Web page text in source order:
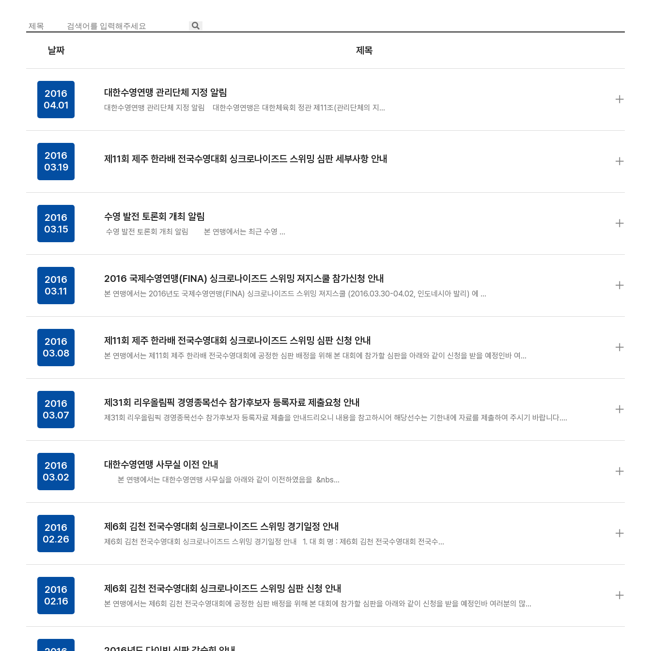
날짜 제목
2016
04.01
대한수영연맹 관리단체 지정 알림
대한수영연맹 관리단체 지정 알림 대한수영연맹은 대한체육회 정관 제11조(관리단체의 지…
2016
03.19
제11회 제주 한라배 전국수영대회 싱크로나이즈드 스위밍 심판 세부사항 안내
2016
03.15
수영 발전 토론회 개최 알림
수영 발전 토론회 개최 알림 본 연맹에서는 최근 수영 …
2016
03.11
2016 국제수영연맹(FINA) 싱크로나이즈드 스위밍 져지스쿨 참가신청 안내
본 연맹에서는 2016년도 국제수영연맹(FINA) 싱크로나이즈드 스위밍 져지스쿨 (2016.03.30-04.02, 인도네시아 발리) 에 …
2016
03.08
제11회 제주 한라배 전국수영대회 싱크로나이즈드 스위밍 심판 신청 안내
본 연맹에서는 제11회 제주 한라배 전국수영대회에 공정한 심판 배정을 위해 본 대회에 참가할 심판을 아래와 같이 신청을 받을 예정인바 여…
2016
03.07
제31회 리우올림픽 경영종목선수 참가후보자 등록자료 제출요청 안내
제31회 리우올림픽 경영종목선수 참가후보자 등록자료 제출을 안내드리오니 내용을 참고하시어 해당선수는 기한내에 자료를 제출하여 주시기 바랍니다.…
2016
03.02
대한수영연맹 사무실 이전 안내
본 연맹에서는 대한수영연맹 사무실을 아래와 같이 이전하였음을 &nbs…
2016
02.26
제6회 김천 전국수영대회 싱크로나이즈드 스위밍 경기일정 안내
제6회 김천 전국수영대회 싱크로나이즈드 스위밍 경기일정 안내 1. 대 회 명 : 제6회 김천 전국수영대회 전국수…
2016
02.16
제6회 김천 전국수영대회 싱크로나이즈드 스위밍 심판 신청 안내
본 연맹에서는 제6회 김천 전국수영대회에 공정한 심판 배정을 위해 본 대회에 참가할 심판을 아래와 같이 신청을 받을 예정인바 여러분의 많…